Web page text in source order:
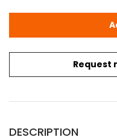
Request
Gottlund, G. O.:
DESCRIPTION